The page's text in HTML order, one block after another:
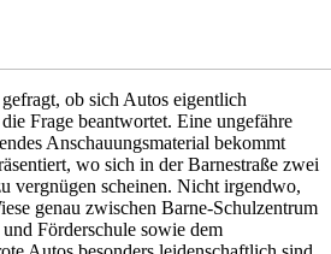
ob sich Autos eigentlich
Frage beantwortet. Eine ungefähre
Anschauungsmaterial bekommt
wo sich in der Barnestraße zwei
vergnügen scheinen. Nicht irgendwo,
genau zwischen Barne-Schulzentrum
Förderschule sowie dem